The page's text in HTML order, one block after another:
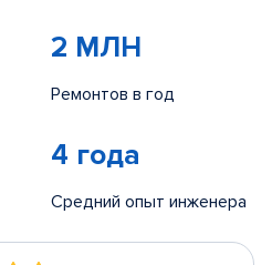
2 МЛН
Ремонтов в год
4 года
Средний опыт инженера